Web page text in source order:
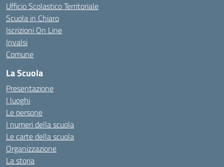
Ufficio Scolastico Territoriale
Scuola in Chiaro
Iscrizioni On Line
Invalsi
Comune
La Scuola
Presentazione
I luoghi
Le persone
I numeri della scuola
Le carte della scuola
Organizzazione
La storia